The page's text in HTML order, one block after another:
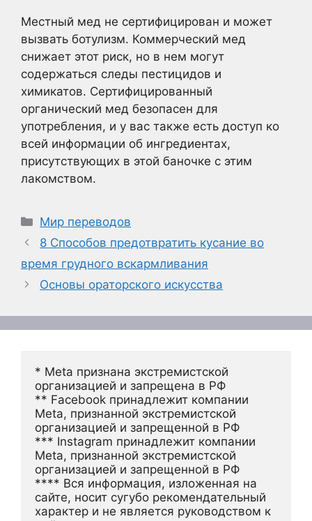
Местный мед не сертифицирован и может
вызвать ботулизм. Коммерческий мед
снижает этот риск, но в нем могут
содержаться следы пестицидов и
химикатов. Сертифицированный
органический мед безопасен для
употребления, и у вас также есть доступ ко
всей информации об ингредиентах,
присутствующих в этой баночке с этим
лакомством.
Рубрики
Мир переводов
8 Способов предотвратить кусание во
время грудного вскармливания
Основы ораторского искусства
* Meta признана экстремистской
организацией и запрещена в РФ
** Facebook принадлежит компании
Meta, признанной экстремистской
организацией и запрещенной в РФ
*** Instagram принадлежит компании
Meta, признанной экстремистской
организацией и запрещенной в РФ
**** Вся информация, изложенная на
сайте, носит сугубо рекомендательный
характер и не является руководством к